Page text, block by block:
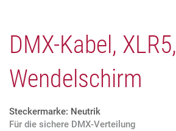
DMX-Kabel, XLR5,
Wendelschirm
Steckermarke: Neutrik
Für die sichere DMX-Verteilung